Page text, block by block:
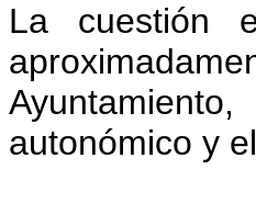
La cuestión
autonómico y